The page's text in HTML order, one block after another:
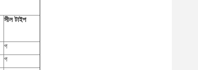
সীল টাইপ
গ
গ